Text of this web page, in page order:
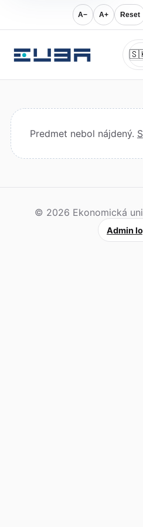
A− A+ Reset
Predmet nebol nájdený.
© 2026 Ekonomická
Admin